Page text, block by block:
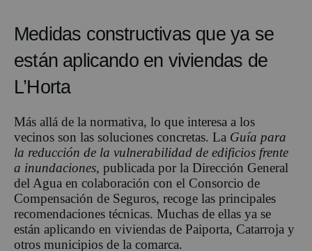
Medidas constructivas que ya se
están aplicando en viviendas de
L’Horta
Más allá de la normativa, lo que interesa a los
vecinos son las soluciones concretas. La Guía para
la reducción de la vulnerabilidad de edificios frente
a inundaciones, publicada por la Dirección General
del Agua en colaboración con el Consorcio de
Compensación de Seguros, recoge las principales
recomendaciones técnicas. Muchas de ellas ya se
están aplicando en viviendas de Paiporta, Catarroja y
otros municipios de la comarca.